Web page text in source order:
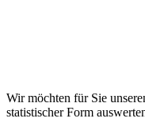
Wir möchten für Sie
statistischer Form